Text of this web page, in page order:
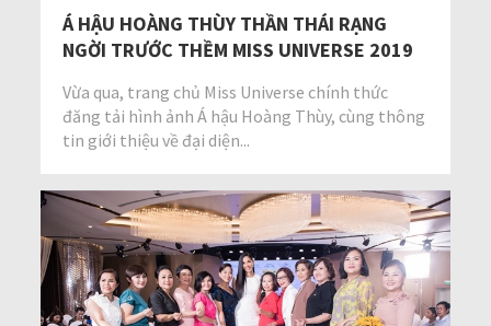
Á HẬU HOÀNG THÙY THẦN THÁI RẠNG
NGỜI TRƯỚC THỀM MISS UNIVERSE 2019
Vừa qua, trang chủ Miss Universe chính thức
đăng tải hình ảnh Á hậu Hoàng Thùy, cùng thông
tin giới thiệu về đại diện...